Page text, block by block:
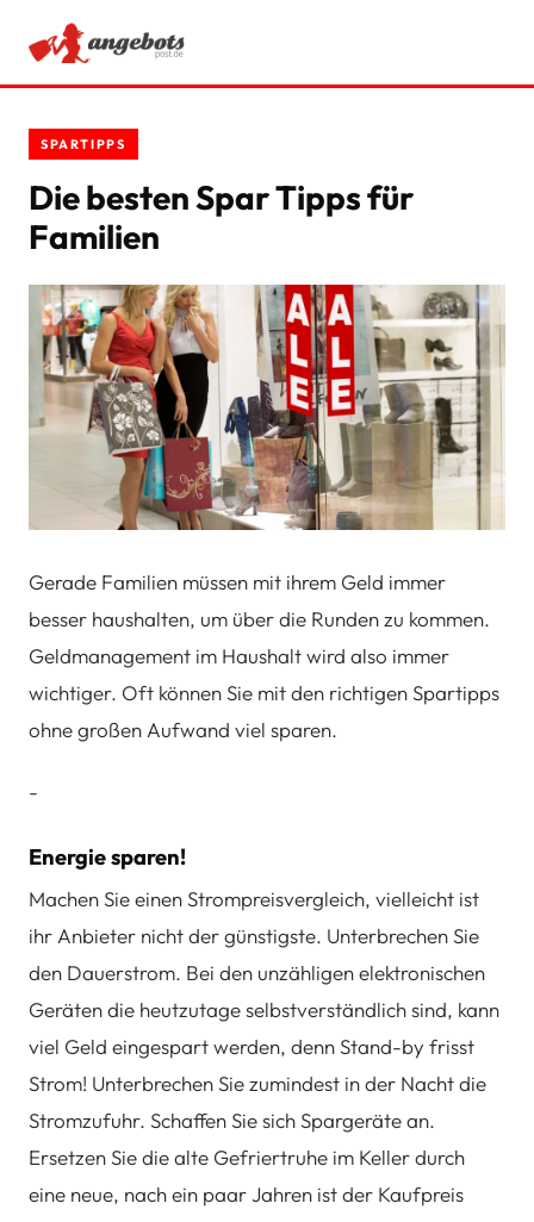
SCHNÄPPCHEN
SPARTIPPS
SPARTIPPS
Die besten Spar Tipps für
Familien
Gerade Familien müssen mit ihrem Geld immer
besser haushalten, um über die Runden zu kommen.
Geldmanagement im Haushalt wird also immer
wichtiger. Oft können Sie mit den richtigen Spartipps
ohne großen Aufwand viel sparen.
-
Energie sparen!
Machen Sie einen Strompreisvergleich, vielleicht ist
ihr Anbieter nicht der günstigste. Unterbrechen Sie
den Dauerstrom. Bei den unzähligen elektronischen
Geräten die heutzutage selbstverständlich sind, kann
viel Geld eingespart werden, denn Stand-by frisst
Strom! Unterbrechen Sie zumindest in der Nacht die
Stromzufuhr. Schaffen Sie sich Spargeräte an.
Ersetzen Sie die alte Gefriertruhe im Keller durch
eine neue, nach ein paar Jahren ist der Kaufpreis